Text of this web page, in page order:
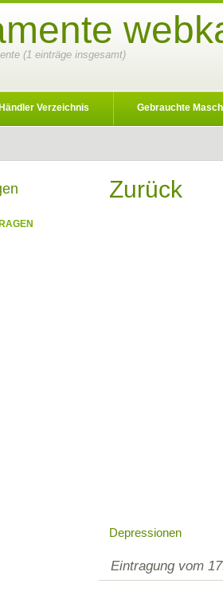
(1 einträge insgesamt)
Händler Verzeichnis Gebrauchte
Zurück
Depressionen
Eintragung vom